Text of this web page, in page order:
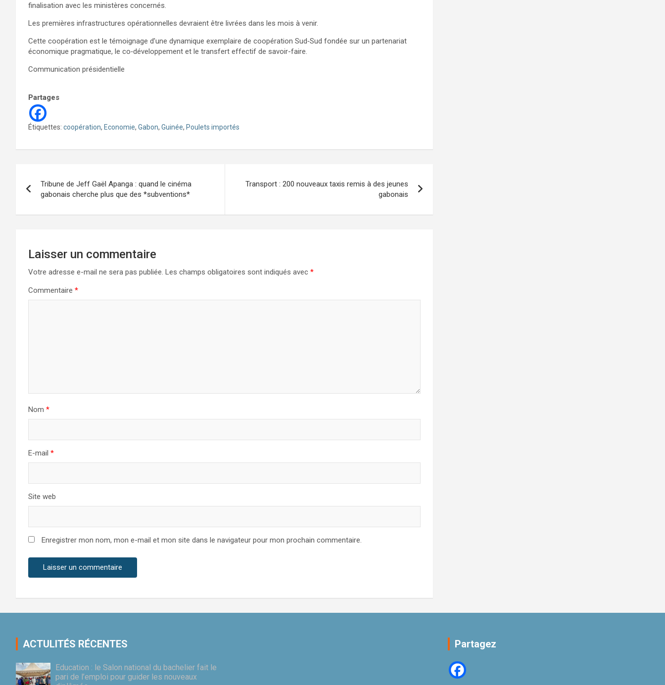
finalisation avec les ministères concernés.
Les premières infrastructures opérationnelles devraient être livrées dans les mois à venir.
Cette coopération est le témoignage d’une dynamique exemplaire de coopération Sud‑Sud fondée sur un partenariat
économique pragmatique, le co‑développement et le transfert effectif de savoir-faire.
Communication présidentielle
Partages
Étiquettes: coopération, Economie, Gabon, Guinée, Poulets importés
de
l’article
Tribune de Jeff Gaël Apanga : quand le cinéma
gabonais cherche plus que des *subventions*
Transport : 200 nouveaux taxis remis à des jeunes
gabonais
Laisser un commentaire
Votre adresse e-mail ne sera pas publiée. Les champs obligatoires sont indiqués avec *
Commentaire *
Nom *
E-mail *
Site web
Enregistrer mon nom, mon e-mail et mon site dans le navigateur pour mon prochain commentaire.
ACTULITÉS RÉCENTES
Education : le Salon national du bachelier fait le
pari de l’emploi pour guider les nouveaux
Partagez